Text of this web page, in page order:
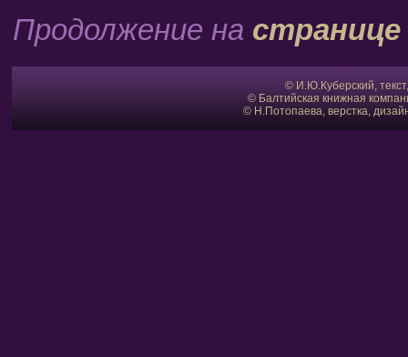
Продолжение на странице
© И.Ю.Куберский,
© Балтийская книжная
© Н.Потопаева, верстка,